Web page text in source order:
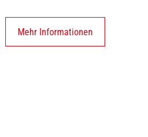
Mehr Informationen